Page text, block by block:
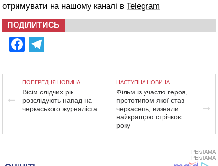
отримувати на нашому каналі в Telegram
ПОДІЛИТИСЬ
Facebook
ПОПЕРЕДНЯ НОВИНА
Вісім слідчих рік
розслідують напад на
черкаського журналіста
НАСТУПНА НОВИНА
Фільм із участю героя,
прототипом якої став
черкасець, визнали
найкращою стрічкою
року
РЕКЛАМА
РЕКЛАМА